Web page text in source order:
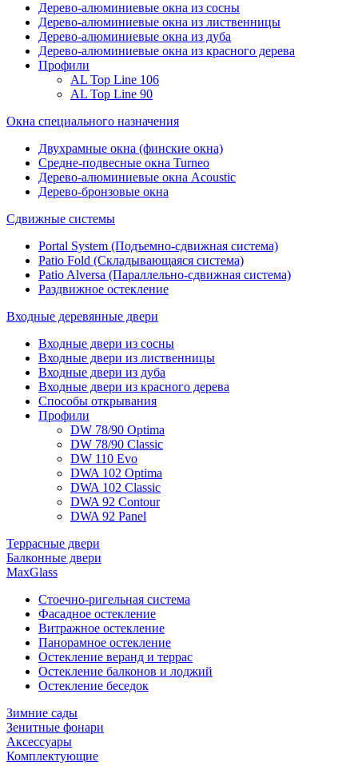
Дерево-алюминиевые окна из сосны
Дерево-алюминиевые окна из лиственницы
Дерево-алюминиевые окна из дуба
Дерево-алюминиевые окна из красного дерева
Профили
AL Top Line 106
AL Top Line 90
Окна специального назначения
Двухрамные окна (финские окна)
Средне-подвесные окна Turneo
Дерево-алюминиевые окна Acoustic
Дерево-бронзовые окна
Сдвижные системы
Portal System (Подъемно-сдвижная система)
Patio Fold (Складывающаяся система)
Patio Alversa (Параллельно-сдвижная система)
Раздвижное остекление
Входные деревянные двери
Входные двери из сосны
Входные двери из лиственницы
Входные двери из дуба
Входные двери из красного дерева
Способы открывания
Профили
DW 78/90 Optima
DW 78/90 Classic
DW 110 Evo
DWA 102 Optima
DWA 102 Classic
DWA 92 Contour
DWA 92 Panel
Террасные двери
Балконные двери
MaxGlass
Стоечно-ригельная система
Фасадное остекление
Витражное остекление
Панорамное остекление
Остекление веранд и террас
Остекление балконов и лоджий
Остекление беседок
Зимние сады
Зенитные фонари
Аксессуары
Комплектующие